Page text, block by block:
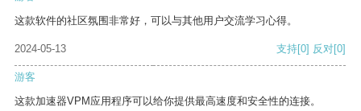
这款软件的社区氛围非常好，可以与其他用户交流学习心得。
2024-05-13 支持[0] 反对[0]
游客
这款加速器VPM应用程序可以给你提供最高速度和安全性的连接。